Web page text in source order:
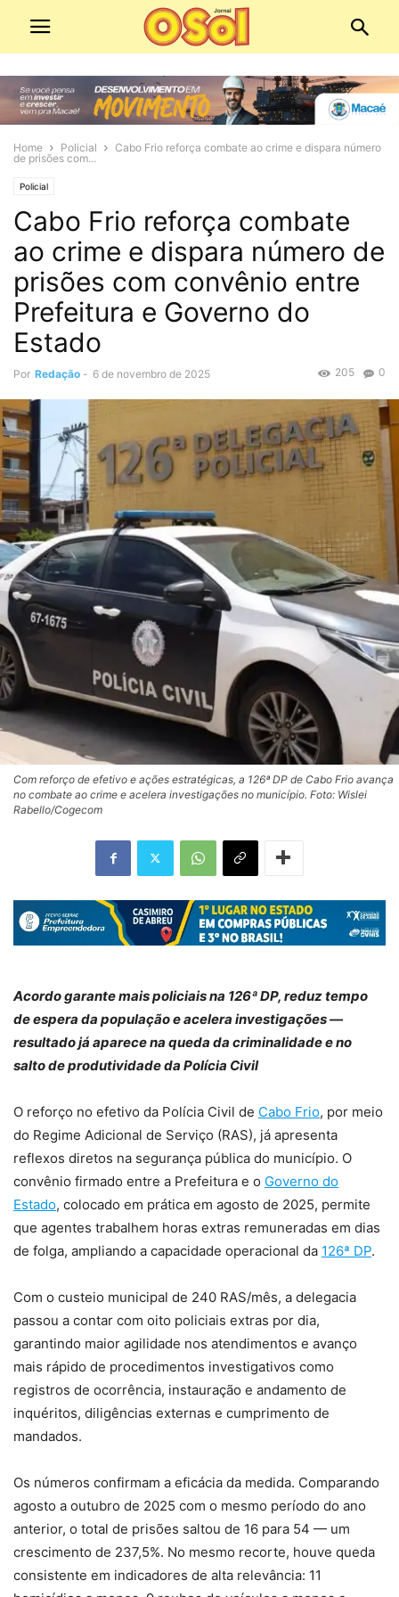
Home Policial
Cabo Frio reforça combate ao crime e dispara número
de prisões com...
Policial
Cabo Frio reforça combate
ao crime e dispara número de
prisões com convênio entre
Prefeitura e Governo do
Estado
Por Redação - 6 de novembro de 2025 0
205
Com reforço de efetivo e ações estratégicas, a 126ª DP de Cabo Frio avança
no combate ao crime e acelera investigações no município. Foto: Wislei
Rabello/Cogecom
Acordo garante mais policiais na 126ª DP, reduz tempo
de espera da população e acelera investigações —
resultado já aparece na queda da criminalidade e no
salto de produtividade da Polícia Civil
O reforço no efetivo da Polícia Civil de Cabo Frio, por meio
do Regime Adicional de Serviço (RAS), já apresenta
reflexos diretos na segurança pública do município. O
convênio firmado entre a Prefeitura e o Governo do
Estado, colocado em prática em agosto de 2025, permite
que agentes trabalhem horas extras remuneradas em dias
de folga, ampliando a capacidade operacional da 126ª DP.
Com o custeio municipal de 240 RAS/mês, a delegacia
passou a contar com oito policiais extras por dia,
garantindo maior agilidade nos atendimentos e avanço
mais rápido de procedimentos investigativos como
registros de ocorrência, instauração e andamento de
inquéritos, diligências externas e cumprimento de
mandados.
Os números confirmam a eficácia da medida. Comparando
agosto a outubro de 2025 com o mesmo período do ano
anterior, o total de prisões saltou de 16 para 54 — um
crescimento de 237,5%. No mesmo recorte, houve queda
consistente em indicadores de alta relevância: 11